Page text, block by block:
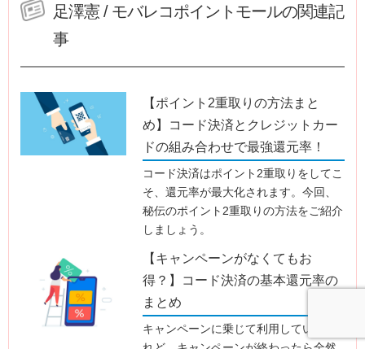
足澤憲 / モバレコポイントモールの関連記
事
【ポイント2重取りの方法まと
め】コード決済とクレジットカー
ドの組み合わせで最強還元率！
コード決済はポイント2重取りをしてこ
そ、還元率が最大化されます。今回、
秘伝のポイント2重取りの方法をご紹介
しましょう。
【キャンペーンがなくてもお
得？】コード決済の基本還元率の
まとめ
キャンペーンに乗じて利用していたけ